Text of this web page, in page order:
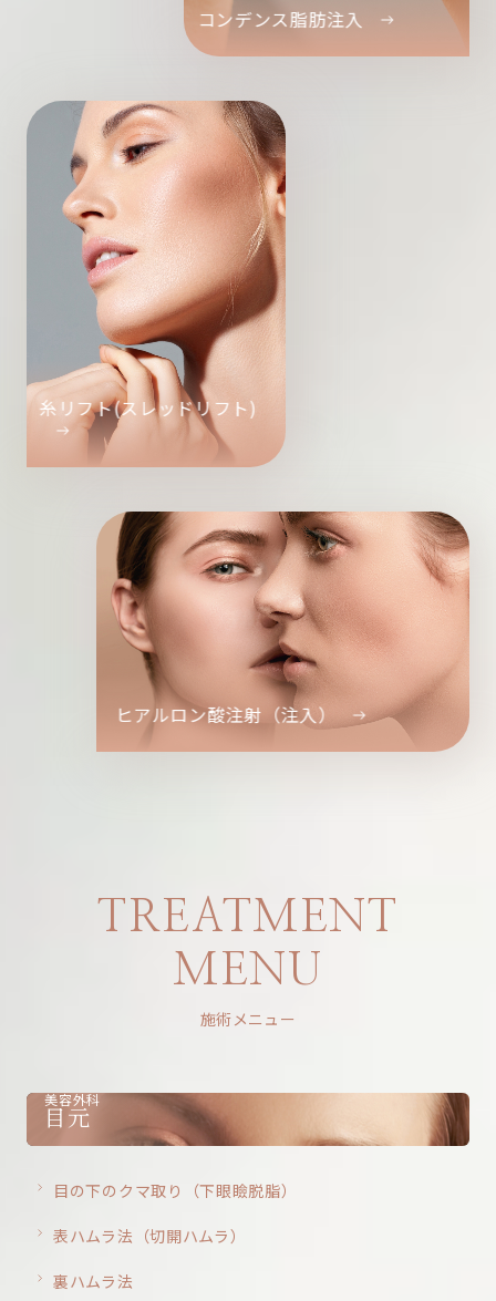
コンデンス脂肪注入
糸リフト(スレッドリフト)
ヒアルロン酸注射（注入）
TREATMENT
MENU
施術メニュー
美容外科
目元
目の下のクマ取り（下眼瞼脱脂）
表ハムラ法（切開ハムラ）
裏ハムラ法